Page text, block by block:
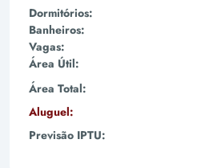
Dormitórios:
Banheiros:
Vagas:
Área Útil:
Área Total:
Aluguel:
Previsão IPTU: